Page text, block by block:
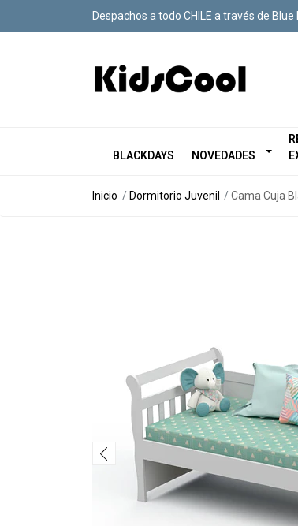
Despachos a todo CHILE a través de
BLACKDAYS NOVEDADES
Inicio Dormitorio Juvenil Cama Cuja